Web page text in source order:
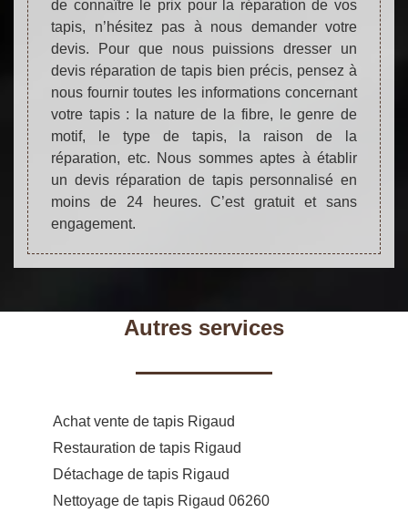
de connaître le prix pour la réparation de vos
tapis, n’hésitez pas à nous demander votre
devis. Pour que nous puissions dresser un
devis réparation de tapis bien précis, pensez à
nous fournir toutes les informations concernant
votre tapis : la nature de la fibre, le genre de
motif, le type de tapis, la raison de la
réparation, etc. Nous sommes aptes à établir
un devis réparation de tapis personnalisé en
moins de 24 heures. C’est gratuit et sans
engagement.
Autres services
Achat vente de tapis Rigaud
Restauration de tapis Rigaud
Détachage de tapis Rigaud
Nettoyage de tapis Rigaud 06260